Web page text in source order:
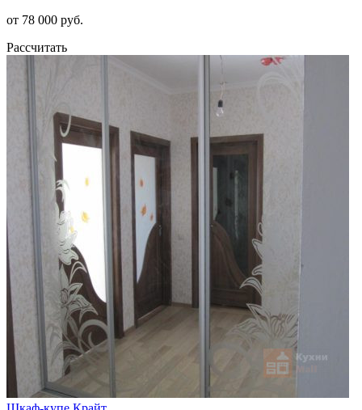
от 78 000 руб.
Рассчитать